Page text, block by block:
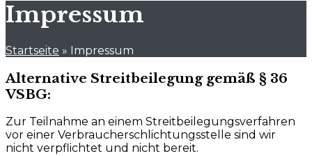
Impressum
Startseite » Impressum
Alternative Streitbeilegung gemäß § 36
VSBG:
Zur Teilnahme an einem Streitbeilegungsverfahren
vor einer Verbraucherschlichtungsstelle sind wir
nicht verpflichtet und nicht bereit.